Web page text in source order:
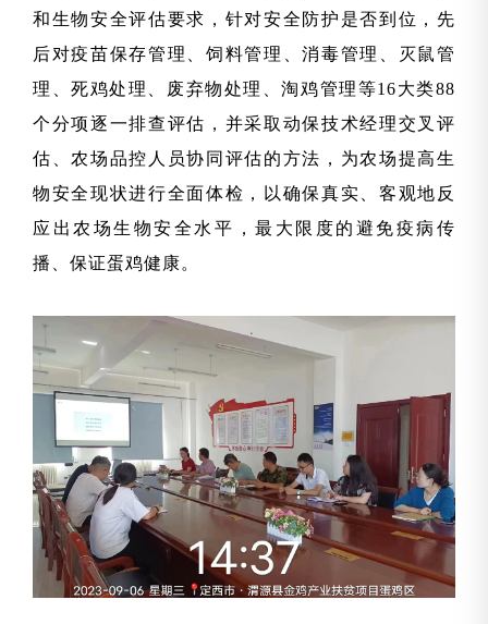
和生物安全评估要求，针对安全防护是否到位，先
后对疫苗保存管理、饲料管理、消毒管理、灭鼠管
理、死鸡处理、废弃物处理、淘鸡管理等16大类88
个分项逐一排查评估，并采取动保技术经理交叉评
估、农场品控人员协同评估的方法，为农场提高生
物安全现状进行全面体检，以确保真实、客观地反
应出农场生物安全水平，最大限度的避免疫病传
播、保证蛋鸡健康。